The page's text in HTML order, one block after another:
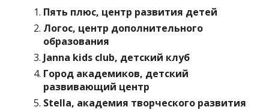
Пять плюс, центр развития детей
Логос, центр дополнительного
образования
Janna kids club, детский клуб
Город академиков, детский
развивающий центр
Stella, академия творческого развития